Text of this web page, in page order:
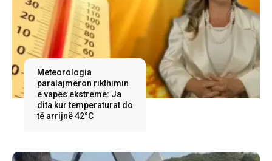
Meteorologia
paralajmëron rikthimin
e vapës ekstreme: Ja
dita kur temperaturat do
të arrijnë 42°C